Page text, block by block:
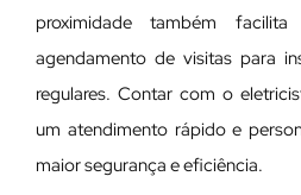
proximidade também
agendamento de visitas para
regulares. Contar com o
um atendimento rápido e
maior segurança e eficiência.